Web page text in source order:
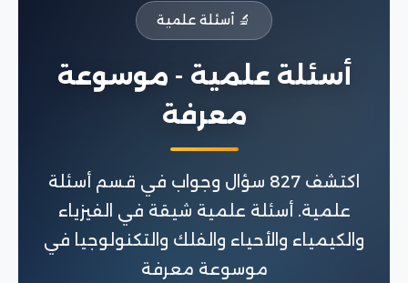
🔬 أسئلة علمية
أسئلة علمية - موسوعة
معرفة
اكتشف 827 سؤال وجواب في قسم أسئلة
علمية. أسئلة علمية شيقة في الفيزياء
والكيمياء والأحياء والفلك والتكنولوجيا في
موسوعة معرفة